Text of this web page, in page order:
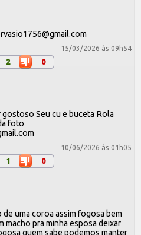
15/03/2026 às 09h54
2 0
gostoso Seu cu e buceta Rola
foto
10/06/2026 às 01h05
1 0
de uma coroa assim fogosa bem
macho pra minha esposa deixar
quem sabe podemos manter